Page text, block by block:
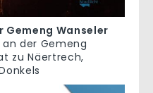
Gemeng Wanseler
der Gemeng
zu Näertrech,